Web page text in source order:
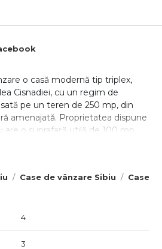
Case de vânzare Sibiu Case
o casă modernă tip triplex,
Cisnadiei, cu un regim de
pe un teren de 250 mp, din
amenajată. Proprietatea dispune
are o suprafață utilă de 100 mp,
baie, cămară, spațiu tehnic și hol
casei, cu acoperiș din țiglă
4
3